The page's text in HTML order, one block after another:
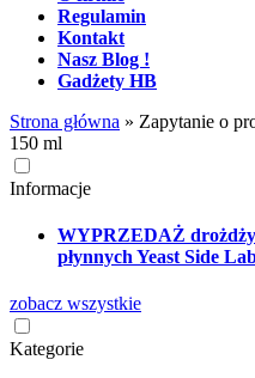
Regulamin
Kontakt
Nasz Blog !
Gadżety HB
Strona główna » Zapytanie o
150 ml
Informacje
WYPRZEDAŻ drożdży
płynnych Yeast Side
zobacz wszystkie
Kategorie